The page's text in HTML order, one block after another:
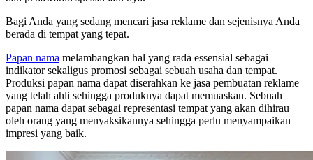
Bagi Anda yang sedang mencari jasa reklame dan sejenisnya Anda
berada di tempat yang tepat.
Papan nama melambangkan hal yang rada essensial sebagai
indikator sekaligus promosi sebagai sebuah usaha dan tempat.
Produksi papan nama dapat diserahkan ke jasa pembuatan reklame
yang telah ahli sehingga produknya dapat memuaskan. Sebuah
papan nama dapat sebagai representasi tempat yang akan dihirau
oleh orang yang menyaksikannya sehingga perlu menyampaikan
impresi yang baik.